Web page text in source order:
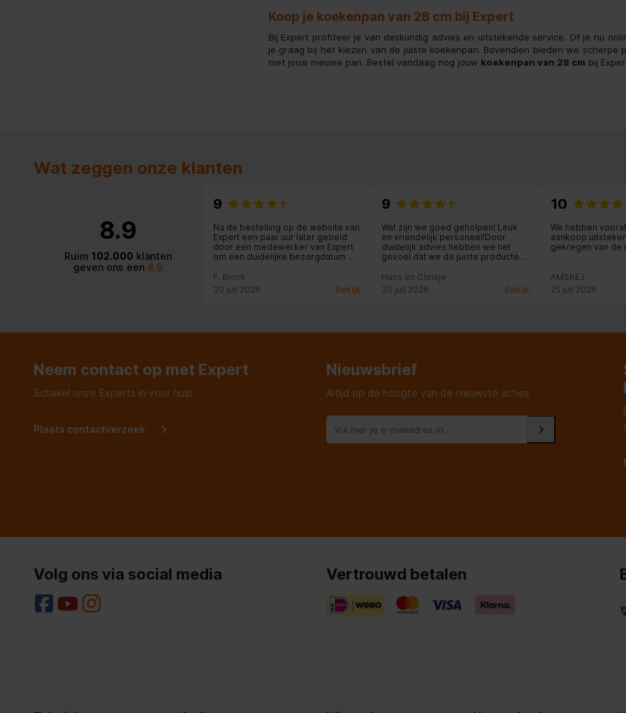
Koop je koekenpan van 28 cm bij Expert
Bij Expert profiteer je van deskundig advies en uitstekende service. Of je nu
je graag bij het kiezen van de juiste koekenpan. Bovendien bieden we
met jouw nieuwe pan. Bestel vandaag nog jouw koekenpan van 28 cm bij
Wat zeggen onze klanten
8.9
Ruim 102.000 klanten
geven ons een8.9
9
Na de bestelling op de website van
Expert een paar uur later gebeld
door een medewerker van Expert
om een duidelijke bezorgdatum en
kwam op tijd en werd netjes bij de
voordeur afgeleverd!
F. Blonk
30 juli 2026
Bekijk
9
Wat zijn we goed geholpen! Leuk
en vriendelijk personeel!Door
duidelijk advies hebben we het
gevoel dat we de juiste producten
Hans en Chrisje
30 juli 2026
Bekijk
10
We hebben
aankoop
gekregen van de
AMSKEJ
25 juli 2026
Neem contact op met Expert
Schakel onze Experts in voor hulp
Plaats contactverzoek
Nieuwsbrief
Altijd op de hoogte van de nieuwste acties
Volg ons via social media Vertrouwd betalen